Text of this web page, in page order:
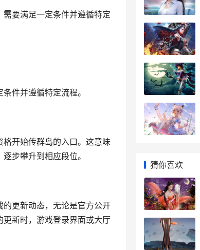
要满足一定条件并遵循特定
件并遵循特定流程。
开始传群岛的入口。这意味
步攀升到相应段位。
更新动态，无论是官方公开
新时，游戏登录界面或大厅
猜你喜欢